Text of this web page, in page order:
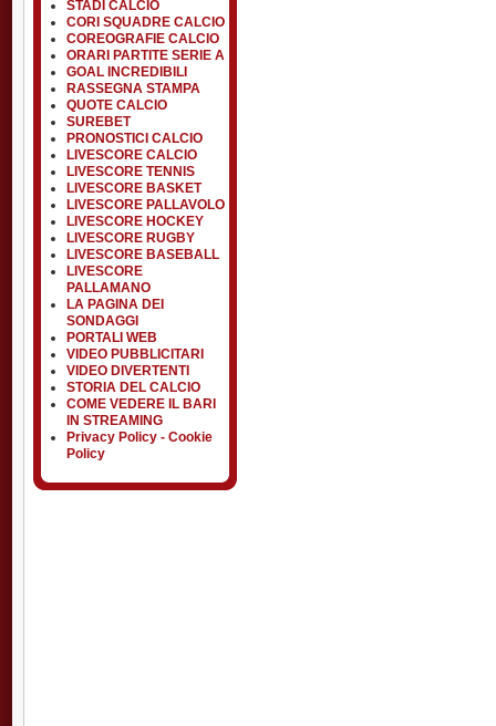
STADI CALCIO
CORI SQUADRE CALCIO
COREOGRAFIE CALCIO
ORARI PARTITE SERIE A
GOAL INCREDIBILI
RASSEGNA STAMPA
QUOTE CALCIO
SUREBET
PRONOSTICI CALCIO
LIVESCORE CALCIO
LIVESCORE TENNIS
LIVESCORE BASKET
LIVESCORE PALLAVOLO
LIVESCORE HOCKEY
LIVESCORE RUGBY
LIVESCORE BASEBALL
LIVESCORE
PALLAMANO
LA PAGINA DEI
SONDAGGI
PORTALI WEB
VIDEO PUBBLICITARI
VIDEO DIVERTENTI
STORIA DEL CALCIO
COME VEDERE IL BARI
IN STREAMING
Privacy Policy - Cookie
Policy